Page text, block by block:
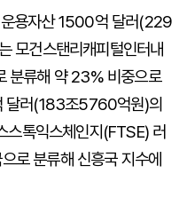
운용자산 1500억 달러(229
모건스탠리캐피털인터내
분류해 약 23% 비중으로
달러(183조5760억원)의
스톡익스체인지(FTSE) 러
로 분류해 신흥국 지수에